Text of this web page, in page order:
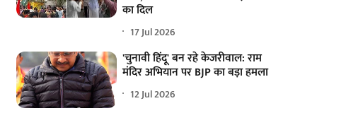
का दिल
17 Jul 2026
'चुनावी हिंदू' बन रहे केजरीवाल: राम
मंदिर अभियान पर BJP का बड़ा हमला
12 Jul 2026